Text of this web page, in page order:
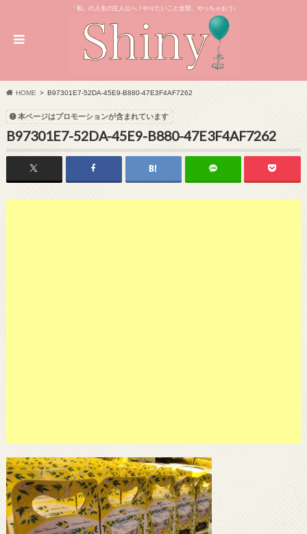
「私」の人生の主人公へ！やりたいこと全部、やっちゃおう♪
HOME B97301E7-52DA-45E9-B880-47E3F4AF7262
本ページはプロモーションが含まれています
B97301E7-52DA-45E9-B880-47E3F4AF7262